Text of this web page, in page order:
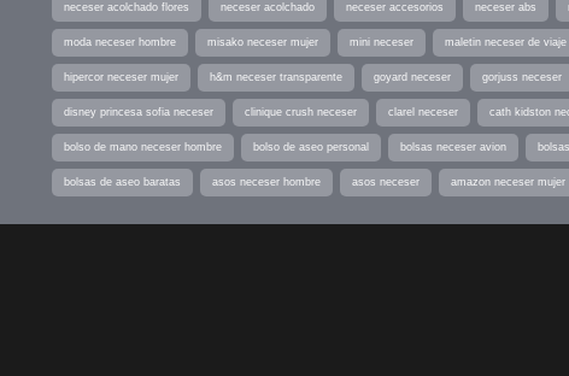
neceser acolchado flores neceser acolchado neceser accesorios neceser abs
moda neceser hombre misako neceser mujer mini neceser maletin neceser de viaje
hipercor neceser mujer h&m neceser transparente goyard neceser gorjuss neceser
disney princesa sofia neceser clinique crush neceser clarel neceser cath kidston
bolso de mano neceser hombre bolso de aseo personal bolsas neceser avion
bolsas de aseo baratas asos neceser hombre asos neceser amazon neceser mujer